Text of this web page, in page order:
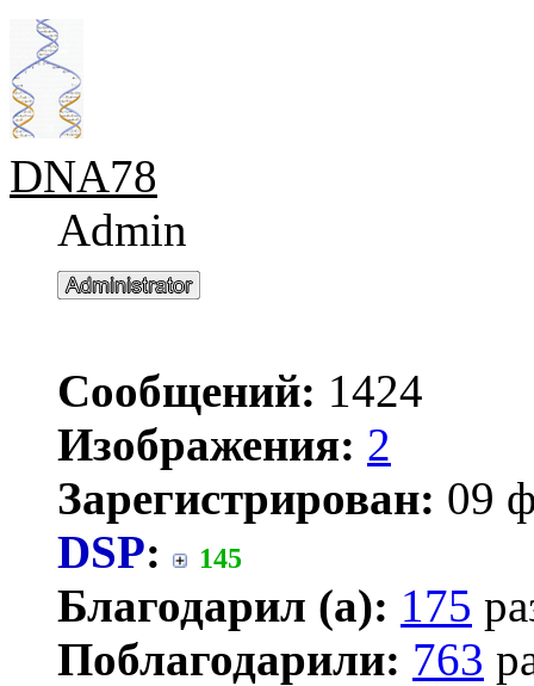
DNA78
Admin
Сообщений: 1424
Изображения: 2
Зарегистрирован: 09
DSP: 145
Благодарил (а): 175
Поблагодарили: 763